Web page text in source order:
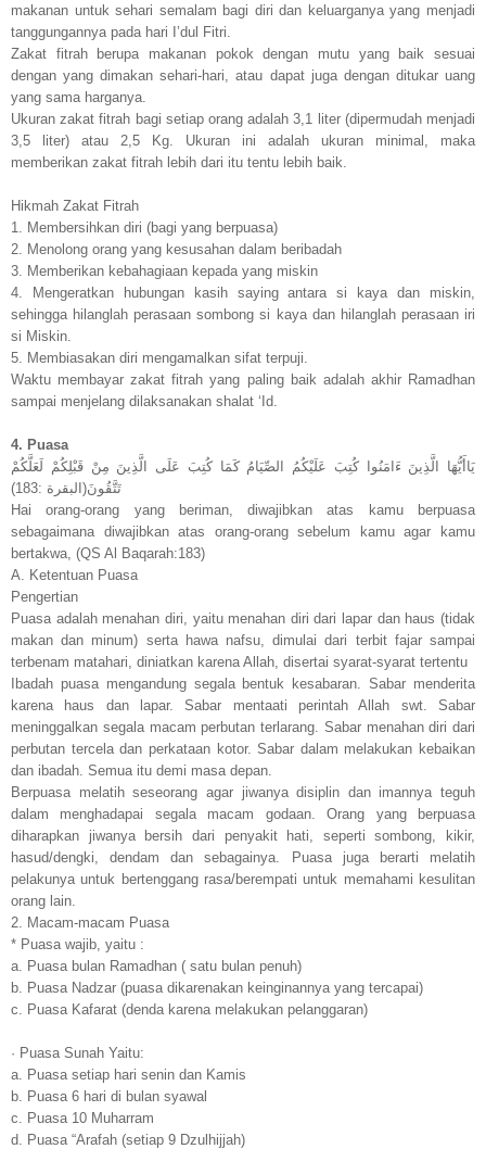
makanan untuk sehari semalam bagi diri dan keluarganya yang menjadi
tanggungannya pada hari I’dul Fitri.
Zakat fitrah berupa makanan pokok dengan mutu yang baik sesuai
dengan yang dimakan sehari-hari, atau dapat juga dengan ditukar uang
yang sama harganya.
Ukuran zakat fitrah bagi setiap orang adalah 3,1 liter (dipermudah menjadi
3,5 liter) atau 2,5 Kg. Ukuran ini adalah ukuran minimal, maka
memberikan zakat fitrah lebih dari itu tentu lebih baik.
Hikmah Zakat Fitrah
1. Membersihkan diri (bagi yang berpuasa)
2. Menolong orang yang kesusahan dalam beribadah
3. Memberikan kebahagiaan kepada yang miskin
4. Mengeratkan hubungan kasih saying antara si kaya dan miskin,
sehingga hilanglah perasaan sombong si kaya dan hilanglah perasaan iri
si Miskin.
5. Membiasakan diri mengamalkan sifat terpuji.
Waktu membayar zakat fitrah yang paling baik adalah akhir Ramadhan
sampai menjelang dilaksanakan shalat ‘Id.
4. Puasa
يَاأَيُّهَا الَّذِينَ ءَامَنُوا كُتِبَ عَلَيْكُمُ الصِّيَامُ كَمَا كُتِبَ عَلَى الَّذِينَ مِنْ قَبْلِكُمْ لَعَلَّكُمْ
تَتَّقُونَ(البقرة :183)
Hai orang-orang yang beriman, diwajibkan atas kamu berpuasa
sebagaimana diwajibkan atas orang-orang sebelum kamu agar kamu
bertakwa, (QS Al Baqarah:183)
A. Ketentuan Puasa
Pengertian
Puasa adalah menahan diri, yaitu menahan diri dari lapar dan haus (tidak
makan dan minum) serta hawa nafsu, dimulai dari terbit fajar sampai
terbenam matahari, diniatkan karena Allah, disertai syarat-syarat tertentu
Ibadah puasa mengandung segala bentuk kesabaran. Sabar menderita
karena haus dan lapar. Sabar mentaati perintah Allah swt. Sabar
meninggalkan segala macam perbutan terlarang. Sabar menahan diri dari
perbutan tercela dan perkataan kotor. Sabar dalam melakukan kebaikan
dan ibadah. Semua itu demi masa depan.
Berpuasa melatih seseorang agar jiwanya disiplin dan imannya teguh
dalam menghadapai segala macam godaan. Orang yang berpuasa
diharapkan jiwanya bersih dari penyakit hati, seperti sombong, kikir,
hasud/dengki, dendam dan sebagainya. Puasa juga berarti melatih
pelakunya untuk bertenggang rasa/berempati untuk memahami kesulitan
orang lain.
2. Macam-macam Puasa
* Puasa wajib, yaitu :
a. Puasa bulan Ramadhan ( satu bulan penuh)
b. Puasa Nadzar (puasa dikarenakan keinginannya yang tercapai)
c. Puasa Kafarat (denda karena melakukan pelanggaran)
· Puasa Sunah Yaitu:
a. Puasa setiap hari senin dan Kamis
b. Puasa 6 hari di bulan syawal
c. Puasa 10 Muharram
d. Puasa “Arafah (setiap 9 Dzulhijjah)